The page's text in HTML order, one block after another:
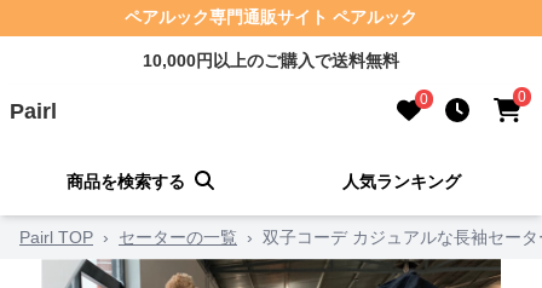
ペアルック専門通販サイト ペアルック
10,000円以上のご購入で送料無料
Pairl 0 0
商品を検索する 人気ランキング
Pairl TOP › セーターの一覧 › 双子コーデ カジュアルな長袖セータ